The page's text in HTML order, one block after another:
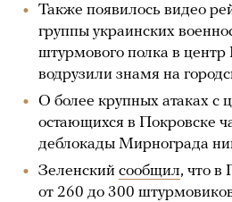
Также появилось видео
группы украинских
штурмового полка в центр
водрузили знамя на
О более крупных атаках с
остающихся в Покровске
деблокады Мирнограда
Зеленский сообщил, что в
от 260 до 300